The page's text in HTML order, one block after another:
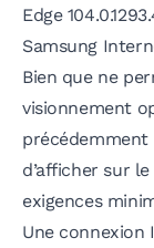
Edge
Samsung
Bien que ne
visionnement
d’afficher sur
exigences
Une